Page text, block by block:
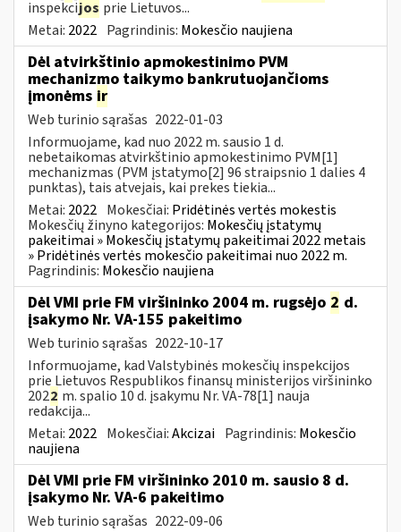
inspekcijos prie Lietuvos...
Metai: 2022 Pagrindinis: Mokesčio naujiena
Dėl atvirkštinio apmokestinimo PVM
mechanizmo taikymo bankrutuojančioms
įmonėms ir
Web turinio sąrašas 2022-01-03
Informuojame, kad nuo 2022 m. sausio 1 d.
nebetaikomas atvirkštinio apmokestinimo PVM[1]
mechanizmas (PVM įstatymo[2] 96 straipsnio 1 dalies 4
punktas), tais atvejais, kai prekes tiekia...
Metai: 2022 Mokesčiai: Pridėtinės vertės mokestis
Mokesčių žinyno kategorijos: Mokesčių įstatymų
pakeitimai » Mokesčių įstatymų pakeitimai 2022 metais
» Pridėtinės vertės mokesčio pakeitimai nuo 2022 m.
Pagrindinis: Mokesčio naujiena
Dėl VMI prie FM viršininko 2004 m. rugsėjo 2 d.
įsakymo Nr. VA-155 pakeitimo
Web turinio sąrašas 2022-10-17
Informuojame, kad Valstybinės mokesčių inspekcijos
prie Lietuvos Respublikos finansų ministerijos viršininko
2022 m. spalio 10 d. įsakymu Nr. VA-78[1] nauja
redakcija...
Metai: 2022 Mokesčiai:Akcizai Pagrindinis: Mokesčio
naujiena
Dėl VMI prie FM viršininko 2010 m. sausio 8 d.
įsakymo Nr. VA-6 pakeitimo
Web turinio sąrašas 2022-09-06